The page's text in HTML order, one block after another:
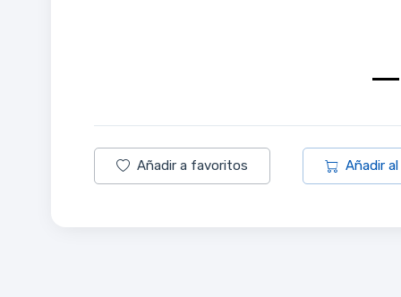
Añadir a favoritos Añadir